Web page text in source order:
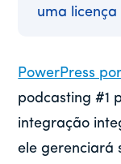
uma
PowerPress
podcasting #1
integração
ele gerenciará